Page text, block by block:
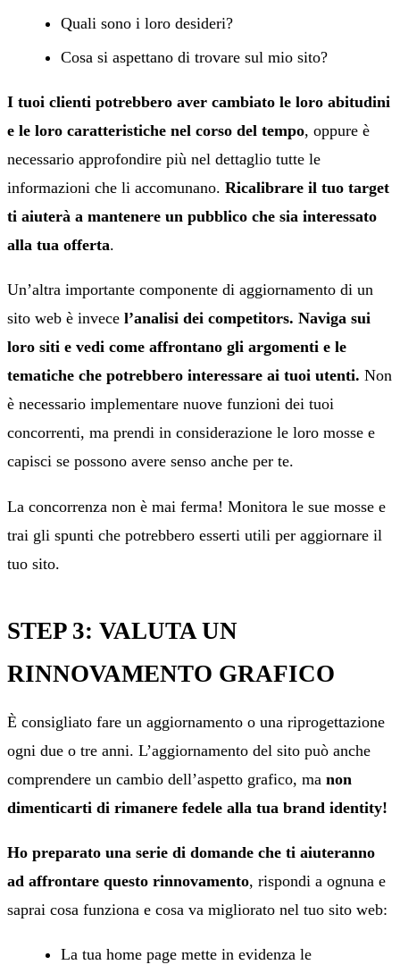
Quali sono i loro desideri?
Cosa si aspettano di trovare sul mio sito?
I tuoi clienti potrebbero aver cambiato le loro abitudini
e le loro caratteristiche nel corso del tempo, oppure è
necessario approfondire più nel dettaglio tutte le
informazioni che li accomunano. Ricalibrare il tuo target
ti aiuterà a mantenere un pubblico che sia interessato
alla tua offerta.
Un’altra importante componente di aggiornamento di un
sito web è invece l’analisi dei competitors. Naviga sui
loro siti e vedi come affrontano gli argomenti e le
tematiche che potrebbero interessare ai tuoi utenti. Non
è necessario implementare nuove funzioni dei tuoi
concorrenti, ma prendi in considerazione le loro mosse e
capisci se possono avere senso anche per te.
La concorrenza non è mai ferma! Monitora le sue mosse e
trai gli spunti che potrebbero esserti utili per aggiornare il
tuo sito.
STEP 3: VALUTA UN
RINNOVAMENTO GRAFICO
È consigliato fare un aggiornamento o una riprogettazione
ogni due o tre anni. L’aggiornamento del sito può anche
comprendere un cambio dell’aspetto grafico, ma non
dimenticarti di rimanere fedele alla tua brand identity!
Ho preparato una serie di domande che ti aiuteranno
ad affrontare questo rinnovamento, rispondi a ognuna e
saprai cosa funziona e cosa va migliorato nel tuo sito web:
La tua home page mette in evidenza le